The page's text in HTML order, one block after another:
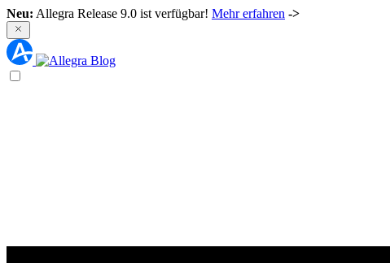
Neu: Allegra Release 9.0 ist verfügbar! Mehr erfahren ->